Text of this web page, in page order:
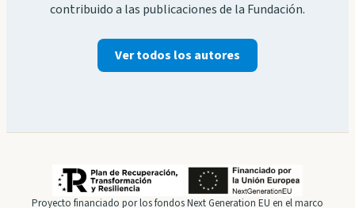
contribuido a las publicaciones de la Fundación.
Ver todos los autores
Proyecto financiado por los fondos Next Generation EU en el marco